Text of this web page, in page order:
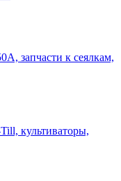
запчасти к сеялкам,
культиваторы,